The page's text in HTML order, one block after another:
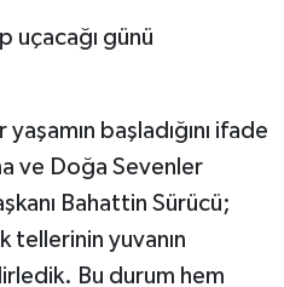
uçacağı günü
başladığını ifade
ve Doğa Sevenler
Bahattin Sürücü;
yuvanın
Bu durum hem